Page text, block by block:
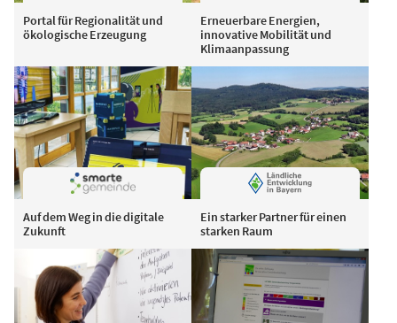
Portal für Regionalität und
ökologische Erzeugung
Erneuerbare Energien,
innovative Mobilität und
Klimaanpassung
Auf dem Weg in die digitale
Zukunft
Ein starker Partner für einen
starken Raum